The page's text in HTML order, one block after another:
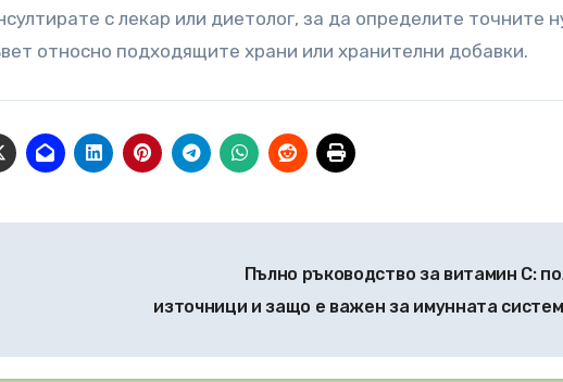
с лекар или диетолог, за да определите точните
относно подходящите храни или хранителни добавки.
Пълно ръководство за витамин С:
източници и защо е важен за имунната